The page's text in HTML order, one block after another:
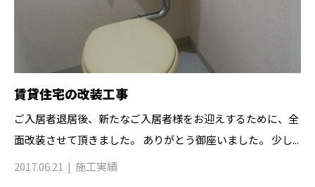
賃貸住宅の改装工事
ご入居者退居後、新たなご入居者様をお迎えするために、全
面改装させて頂きました。 ありがとう御座いました。 少し...
2017.06.21
施工実績